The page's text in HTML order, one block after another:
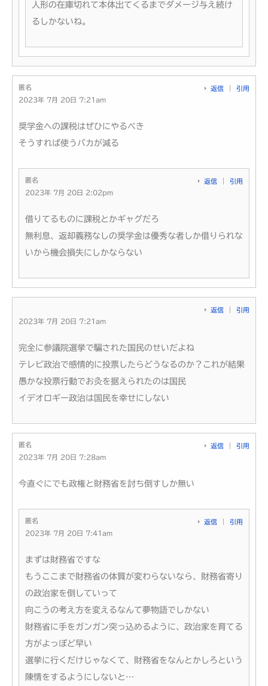
人形の在庫切れて本体出てくるまでダメージ与え続け
るしかないね。
匿名
2023年 7月 20日 7:21am
返信 引用
奨学金への課税はぜひにやるべき
そうすれば使うバカが減る
匿名
2023年 7月 20日 2:02pm
返信 引用
借りてるものに課税とかギャグだろ
無利息、返却義務なしの奨学金は優秀な者しか借りられな
いから機会損失にしかならない
2023年 7月 20日 7:21am
返信 引用
完全に参議院選挙で騙された国民のせいだよね
テレビ政治で感情的に投票したらどうなるのか？これが結果
愚かな投票行動でお灸を据えられたのは国民
イデオロギー政治は国民を幸せにしない
匿名
2023年 7月 20日 7:28am
返信 引用
今直ぐにでも政権と財務省を討ち倒すしか無い
匿名
2023年 7月 20日 7:41am
返信 引用
まずは財務省ですな
もうここまで財務省の体質が変わらないなら、財務省寄り
の政治家を倒していって
向こうの考え方を変えるなんて夢物語でしかない
財務省に手をガンガン突っ込めるように、政治家を育てる
方がよっぽど早い
選挙に行くだけじゃなくて、財務省をなんとかしろという
陳情をするようにしないと…